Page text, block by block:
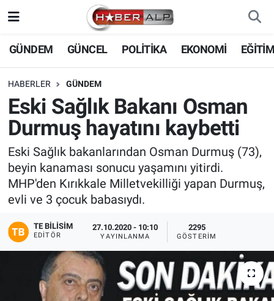
GÜNDEM GÜNCEL POLİTİKA EKONOMİ
HABERLER GÜNDEM
Eski Sağlık Bakanı Osman
Durmuş hayatını kaybetti
Eski Sağlık bakanlarından Osman Durmuş (73),
beyin kanaması sonucu yaşamını yitirdi.
MHP'den Kırıkkale Milletvekilliği yapan Durmuş,
evli ve 3 çocuk babasıydı.
TE BILISIM
EDITÖR
27.10.2020 - 10:10
YAYINLANMA
2295
GÖSTERIM
Nöbetçi Eczaneler
Hava Durumu
Trafik Durumu
Süper Lig Puan Durumu ve Fikstür
Tüm Manşetler
Son Dakika Haberleri
Haber Arşivi